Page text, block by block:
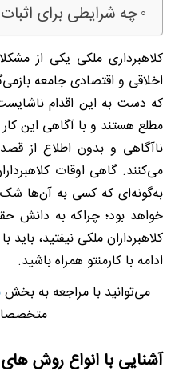
چه شرایطی برای
کلاهبرداری ملکی یکی از
اخلاقی و اقتصادی جامعه
که دست به این اقدام
مطلع هستند و با آگاهی این کار
ناآگاهی و بدون اطلاع از
می‌کنند. گاهی اوقات
به‌گونه‌ای که کسی به آن‌ها شک
خواهد بود؛ چراکه به دانش
کلاهبرداران ملکی نیفتید،
ادامه با کارمنتو همراه باشید.
می‌توانید با مراجعه به بخش
آشنایی با انواع روش